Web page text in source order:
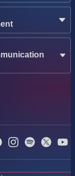
話、この声が、
ていることを確
かもしれませ
でも、配信ライ
客様でもご自宅
場になります。
て頂くと、さらに
イブという形を
信になるよう、ス
っております。
来場、心よりお